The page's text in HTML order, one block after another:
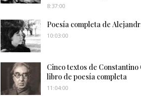
8:37:00
Poesía completa de
10:03:00
Cinco textos de Constantino
libro de poesía completa
11:04:00